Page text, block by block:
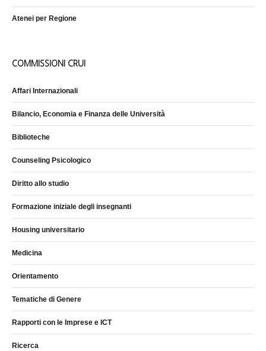
Atenei per Regione
COMMISSIONI CRUI
Affari Internazionali
Bilancio, Economia e Finanza delle Università
Biblioteche
Counseling Psicologico
Diritto allo studio
Formazione iniziale degli insegnanti
Housing universitario
Medicina
Orientamento
Tematiche di Genere
Rapporti con le Imprese e ICT
Ricerca